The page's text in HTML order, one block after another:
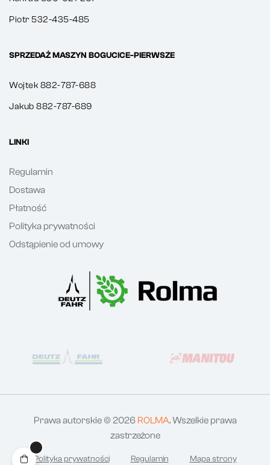
Piotr 532-435-485
SPRZEDAŻ MASZYN BOGUCICE-PIERWSZE
Wojtek 882-787-688
Jakub 882-787-689
LINKI
Regulamin
Dostawa
Płatność
Polityka prywatności
Odstąpienie od umowy
Prawa autorskie © 2026 ROLMA. Wszelkie prawa
zastrzeżone
Polityka prywatności Regulamin Mapa strony